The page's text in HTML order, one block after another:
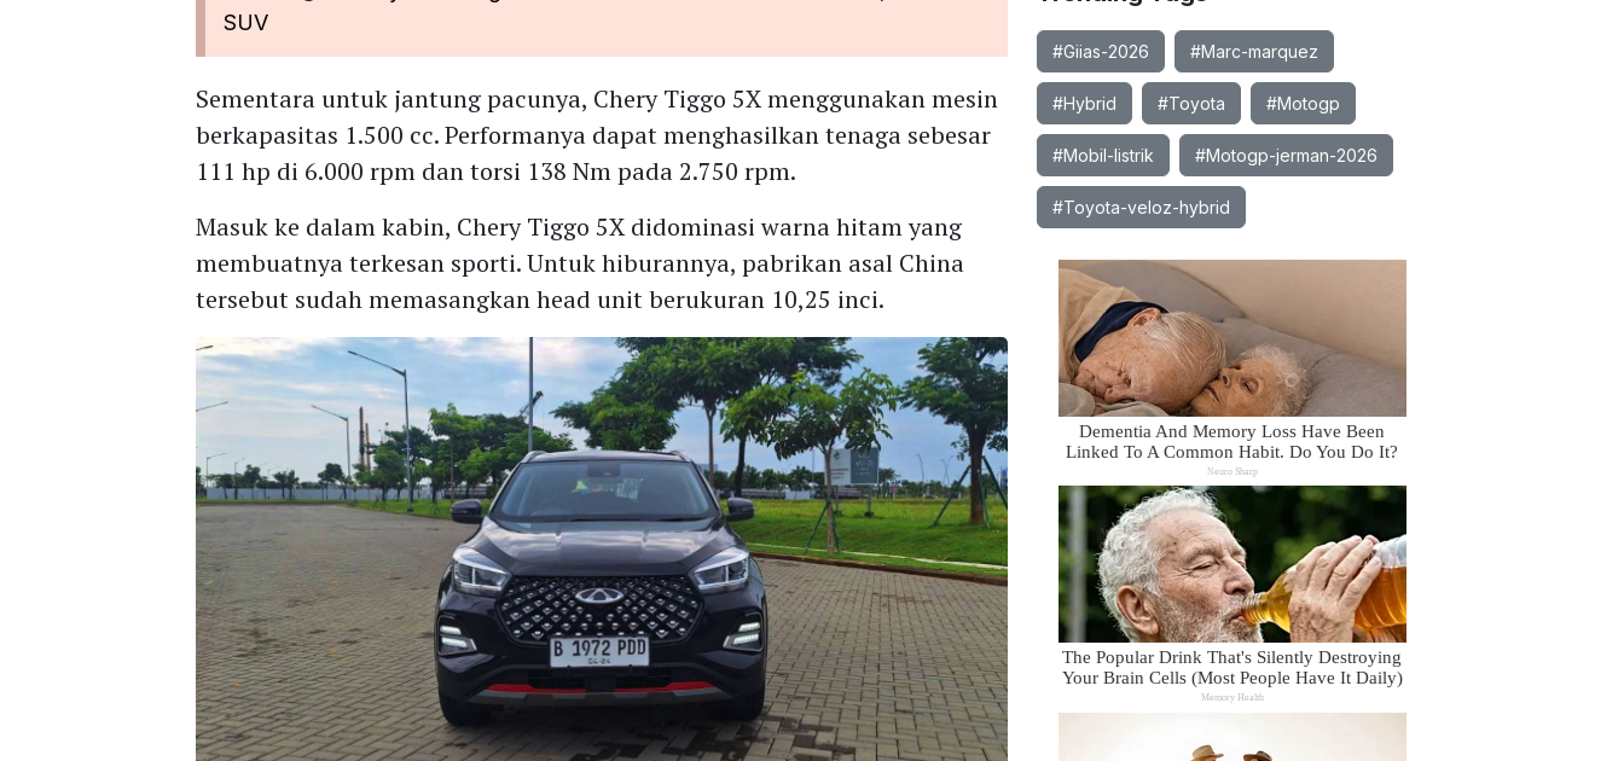
SUV
Sementara untuk jantung pacunya, Chery Tiggo 5X menggunakan mesin
berkapasitas 1.500 cc. Performanya dapat menghasilkan tenaga sebesar
111 hp di 6.000 rpm dan torsi 138 Nm pada 2.750 rpm.
Masuk ke dalam kabin, Chery Tiggo 5X didominasi warna hitam yang
membuatnya terkesan sporti. Untuk hiburannya, pabrikan asal China
tersebut sudah memasangkan head unit berukuran 10,25 inci.
#Giias-2026 #Marc-marquez
#Hybrid #Toyota #Motogp
#Mobil-listrik #Motogp-jerman-2026
#Toyota-veloz-hybrid